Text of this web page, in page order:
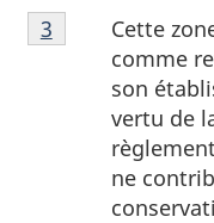
Note
de
Cette
comme
son
vertu de
ne
Retour à la
3